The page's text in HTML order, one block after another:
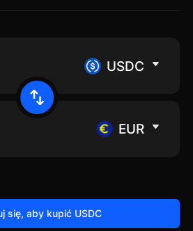
USDC
EUR
się, aby kupić USDC